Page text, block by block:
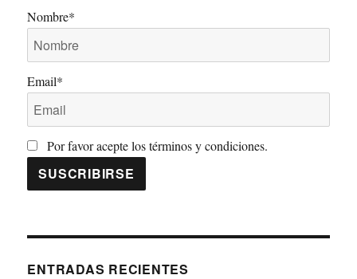
Nombre*
Email*
Por favor acepte los términos y condiciones.
ENTRADAS RECIENTES